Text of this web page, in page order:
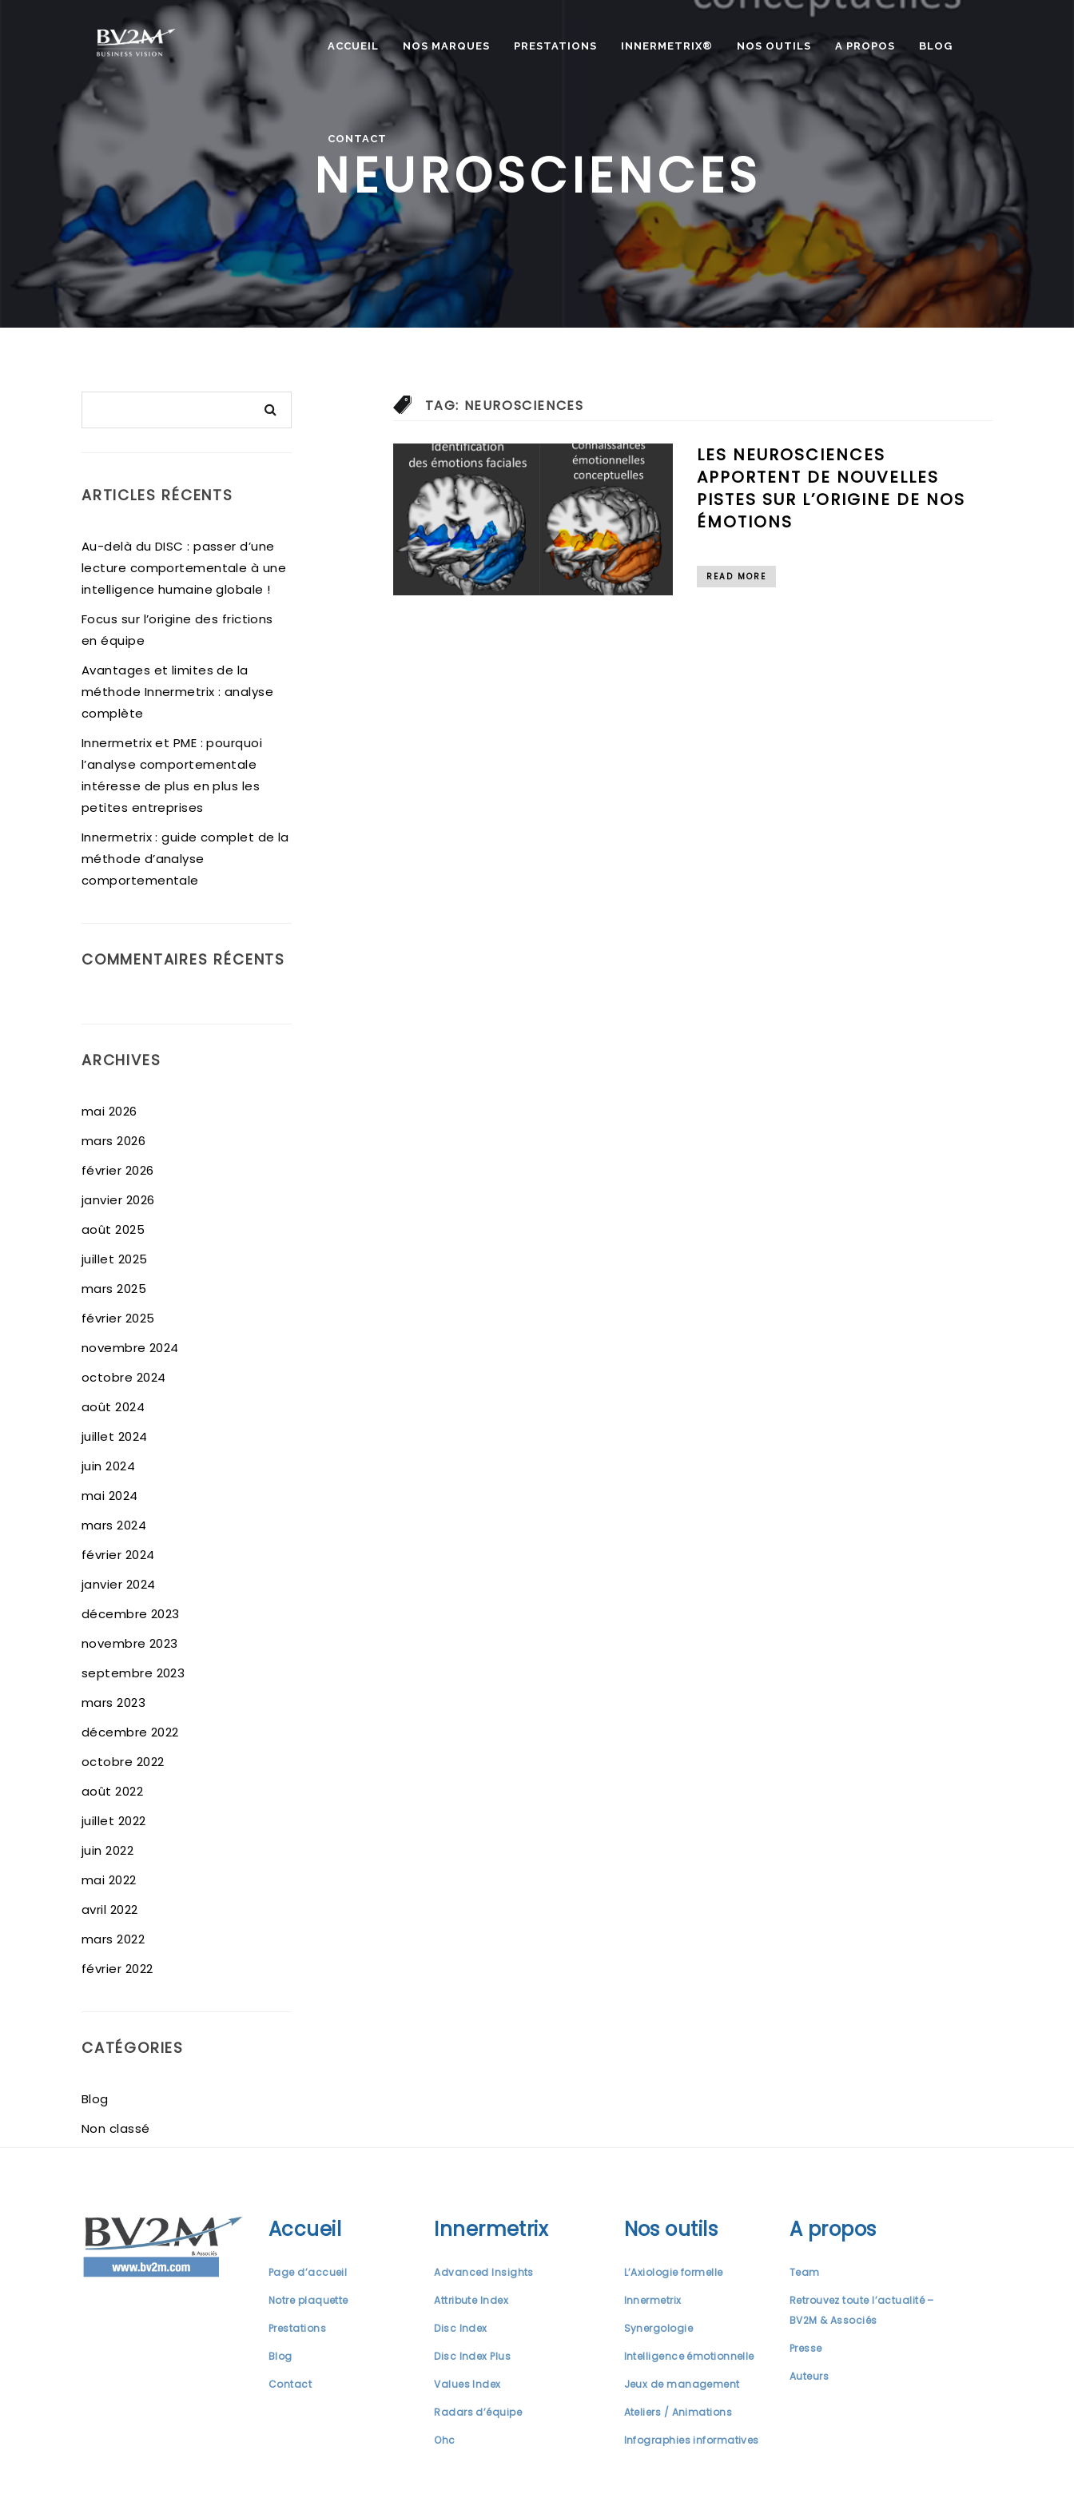
ACCUEIL NOS MARQUES PRESTATIONS INNERMETRIX® NOS OUTILS A PROPOS BLOG
CONTACT
NEUROSCIENCES
TAG: NEUROSCIENCES
LES NEUROSCIENCES
APPORTENT DE NOUVELLES
PISTES SUR L’ORIGINE DE NOS
ÉMOTIONS
READ MORE
ARTICLES RÉCENTS
Au-delà du DISC : passer d’une
lecture comportementale à une
intelligence humaine globale !
Focus sur l’origine des frictions
en équipe
Avantages et limites de la
méthode Innermetrix : analyse
complète
Innermetrix et PME : pourquoi
l’analyse comportementale
intéresse de plus en plus les
petites entreprises
Innermetrix : guide complet de la
méthode d’analyse
comportementale
COMMENTAIRES RÉCENTS
ARCHIVES
mai 2026
mars 2026
février 2026
janvier 2026
août 2025
juillet 2025
mars 2025
février 2025
novembre 2024
octobre 2024
août 2024
juillet 2024
juin 2024
mai 2024
mars 2024
février 2024
janvier 2024
décembre 2023
novembre 2023
septembre 2023
mars 2023
décembre 2022
octobre 2022
août 2022
juillet 2022
juin 2022
mai 2022
avril 2022
mars 2022
février 2022
CATÉGORIES
Blog
Non classé
Accueil
Page d’accueil
Notre plaquette
Prestations
Blog
Contact
Innermetrix
Advanced Insights
Attribute Index
Disc Index
Disc Index Plus
Values Index
Radars d’équipe
Ohc
Nos outils
L’Axiologie formelle
Innermetrix
Synergologie
Intelligence émotionnelle
Jeux de management
Ateliers / Animations
Infographies informatives
A propos
Team
Retrouvez toute l’actualité –
BV2M & Associés
Presse
Auteurs